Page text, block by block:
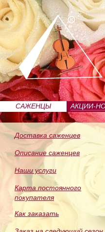
САЖЕНЦЫ
ПИТОМНИКА
АКЦИИ-
Доставка саженцев
Описание саженцев
Наши услуги
Карта постоянного
покупателя
Как заказать